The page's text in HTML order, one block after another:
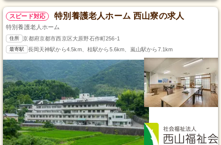
スピード対応 特別養護老人ホーム 西山寮の求人
特別養護老人ホーム
住所 京都府京都市西京区大原野石作町256-1
最寄駅 長岡天神駅から4.5km、桂駅から5.6km、嵐山駅から7.1km